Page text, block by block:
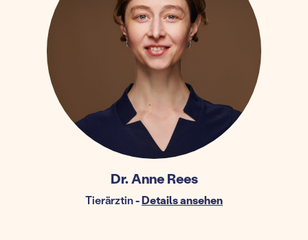
Dr. Anne Rees
Tierärztin-Details ansehen